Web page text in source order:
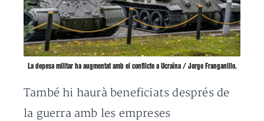
La depesa militar ha augmentat amb el conflicte a Ucraïna / Jorge Franganillo.
També hi haurà beneficiats després de
la guerra amb les empreses